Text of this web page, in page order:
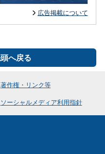
広告掲載について
へ戻る
著作権・リンク等
ソーシャルメディア利用指針